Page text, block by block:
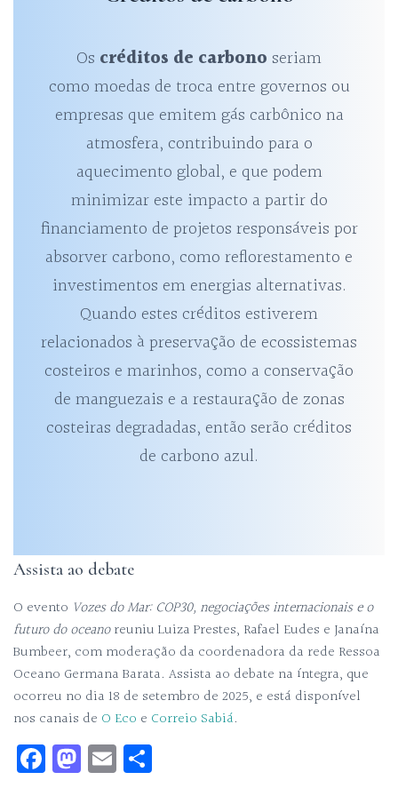
Os créditos de carbono seriam
como moedas de troca entre governos ou
empresas que emitem gás carbônico na
atmosfera, contribuindo para o
aquecimento global, e que podem
minimizar este impacto a partir do
financiamento de projetos responsáveis por
absorver carbono, como reflorestamento e
investimentos em energias alternativas.
Quando estes créditos estiverem
relacionados à preservação de ecossistemas
costeiros e marinhos, como a conservação
de manguezais e a restauração de zonas
costeiras degradadas, então serão créditos
de carbono azul.
Assista ao debate
O evento Vozes do Mar: COP30, negociações internacionais e o
futuro do oceanoreuniu Luiza Prestes, Rafael Eudes e Janaína
Bumbeer, com moderação da coordenadora da rede Ressoa
Oceano Germana Barata. Assista ao debate na íntegra, que
ocorreu no dia 18 de setembro de 2025, e está disponível
nos canais de O Eco e Correio Sabiá.
Fa
ce
M
as
E
m